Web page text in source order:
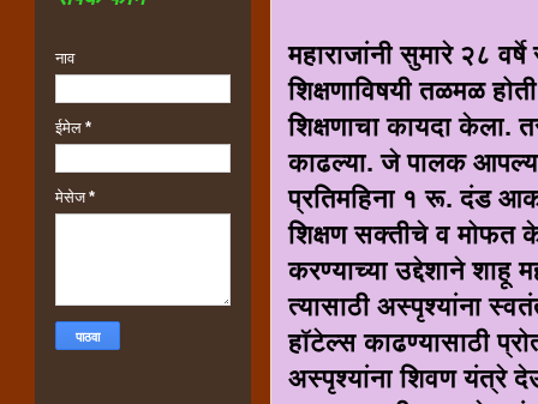
महाराजांनी सुमारे २८
शिक्षणाविषयी तळमळ
शिक्षणाचा कायदा केला.
काढल्या. जे पालक
प्रतिमहिना १ रू. दंड
शिक्षण सक्तीचे व मोफत
करण्याच्या उद्देशाने शाहू
त्यासाठी अस्पृश्यांना
हॉटेल्स काढण्यासाठी
अस्पृश्यांना शिवण यंत्रे
नाव
ईमेल*
मेसेज*